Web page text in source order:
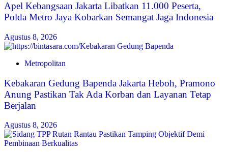
Apel Kebangsaan Jakarta Libatkan 11.000 Peserta,
Polda Metro Jaya Kobarkan Semangat Jaga Indonesia
Agustus 8, 2026
Metropolitan
Kebakaran Gedung Bapenda Jakarta Heboh, Pramono
Anung Pastikan Tak Ada Korban dan Layanan Tetap
Berjalan
Agustus 8, 2026